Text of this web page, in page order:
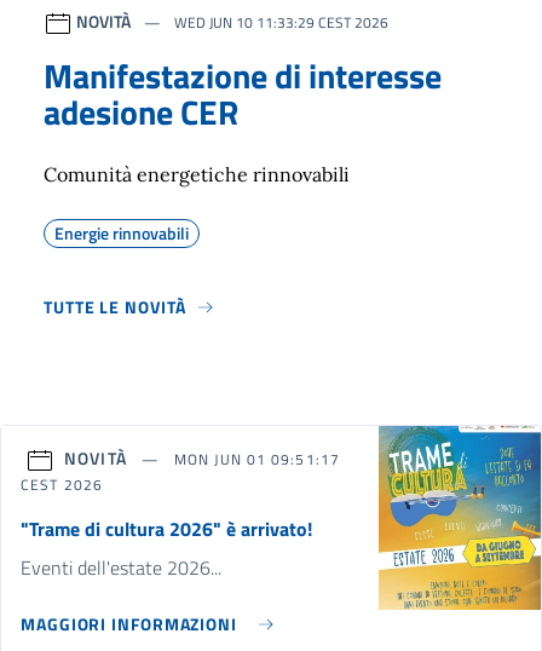
NOVITÀ WED JUN 10 11:33:29 CEST 2026
Manifestazione di interesse
adesione CER
Comunità energetiche rinnovabili
Energie rinnovabili
TUTTE LE NOVITÀ
NOVITÀ
MON JUN 01 09:51:17
CEST 2026
"Trame di cultura 2026" è arrivato!
Eventi dell'estate 2026...
MAGGIORI INFORMAZIONI